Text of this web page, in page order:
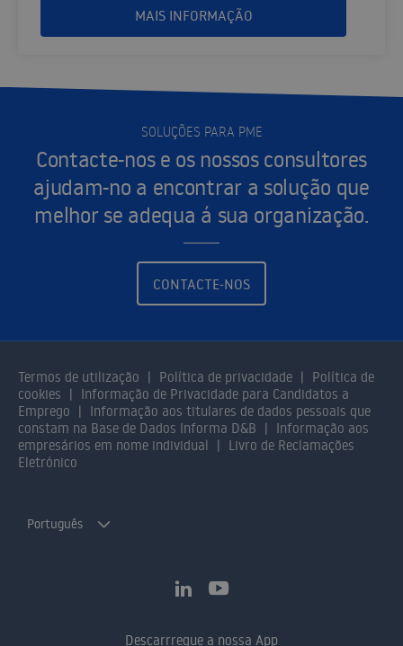
MAIS INFORMAÇÃO
SOLUÇÕES PARA PME
Contacte-nos e os nossos consultores
ajudam-no a encontrar a solução que
melhor se adequa á sua organização.
CONTACTE-NOS
Termos de utilização Política de privacidade
Política de
cookies
Informação de Privacidade para Candidatos a
Emprego
Informação aos titulares de dados pessoais que
constam na Base de Dados Informa D&B
Informação aos
empresários em nome individual
Livro de Reclamações
Eletrónico
Português
Descarrregue a nossa App